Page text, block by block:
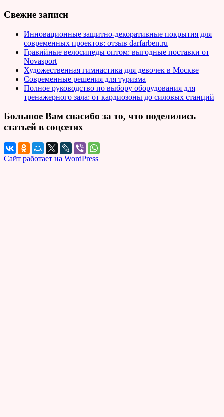
Свежие записи
Инновационные защитно-декоративные покрытия для
современных проектов: отзыв darfarben.ru
Гравийные велосипеды оптом: выгодные поставки от
Novasport
Художественная гимнастика для девочек в Москве
Современные решения для туризма
Полное руководство по выбору оборудования для
тренажерного зала: от кардиозоны до силовых станций
Большое Вам спасибо за то, что поделились
статьей в соцсетях
Сайт работает на WordPress